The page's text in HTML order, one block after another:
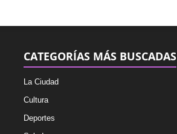
CATEGORÍAS MÁS BUSCADAS
La Ciudad
Cultura
Deportes